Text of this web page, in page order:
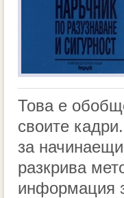
Това е
своите
за
разкрива
информация